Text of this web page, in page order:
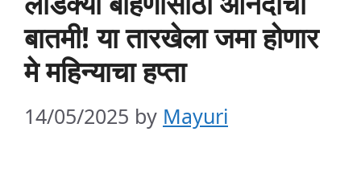
बातमी! या तारखेला जमा होणार
मे महिन्याचा हप्ता
14/05/2025 by Mayuri